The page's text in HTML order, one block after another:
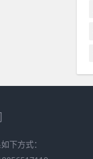
下方式：